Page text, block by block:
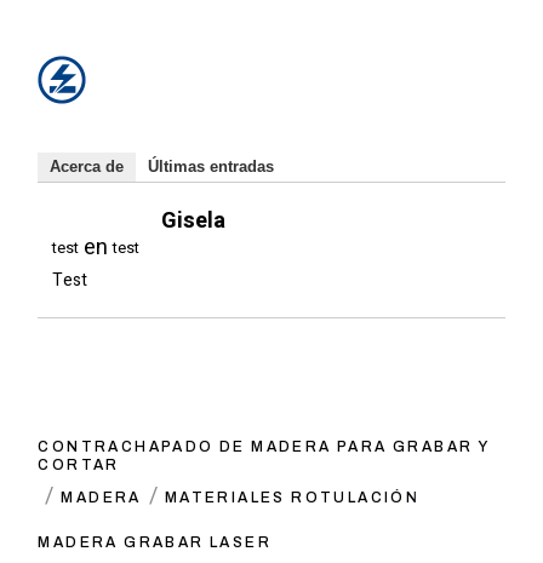
Acerca de Últimas entradas
Gisela
test entest
Test
CONTRACHAPADO DE MADERA PARA GRABAR Y
CORTAR
MADERA
MATERIALES ROTULACIÓN
MADERA GRABAR LASER